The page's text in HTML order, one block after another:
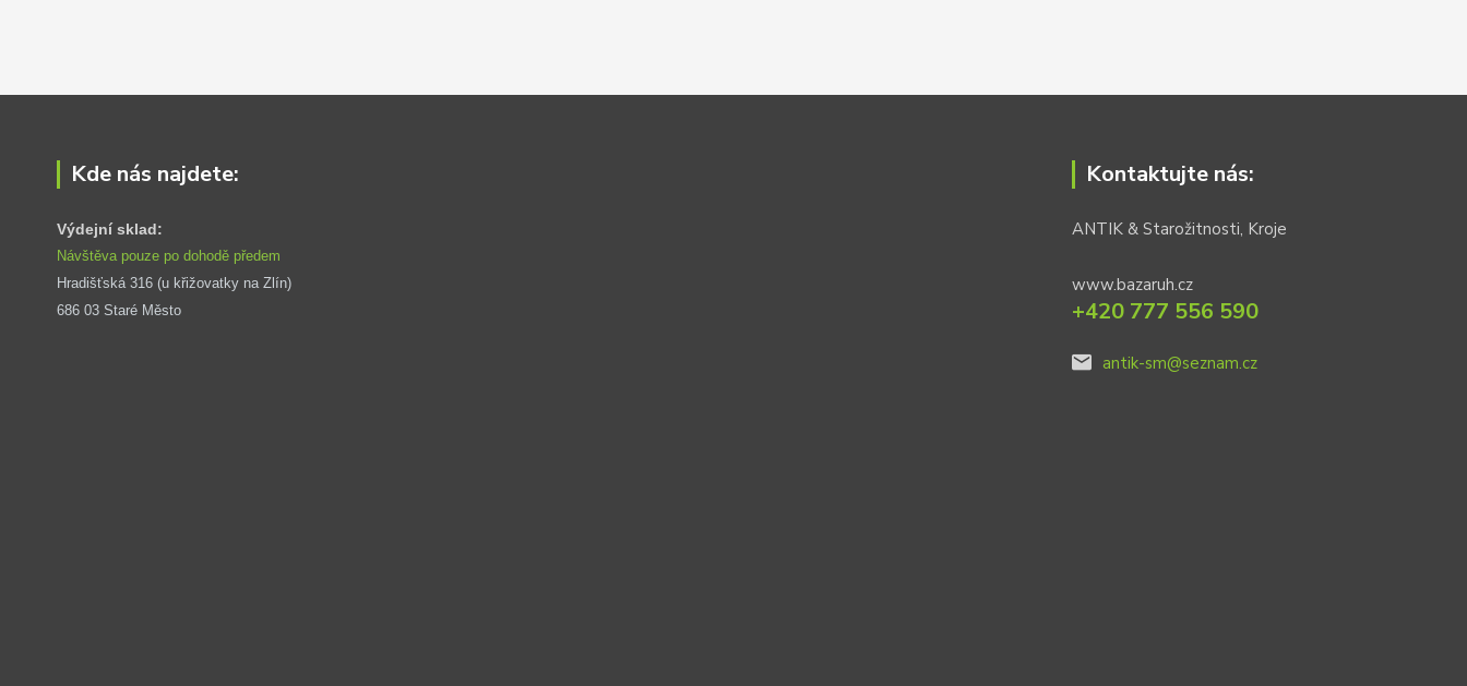
Kde nás najdete:
Výdejní sklad:
Návštěva pouze po dohodě předem
Hradišťská 316 (u křižovatky na Zlín)
686 03 Staré Město
Kontaktujte nás:
ANTIK & Starožitnosti, Kroje
www.bazaruh.cz
+420 777 556 590
antik-sm@seznam.cz